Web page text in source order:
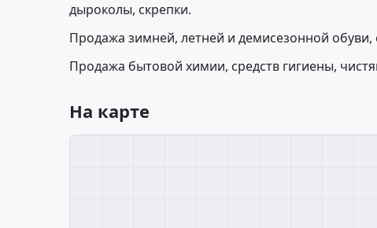
дыроколы, скрепки.
Продажа зимней, летней и демисезонной обуви,
Продажа бытовой химии, средств гигиены,
На карте